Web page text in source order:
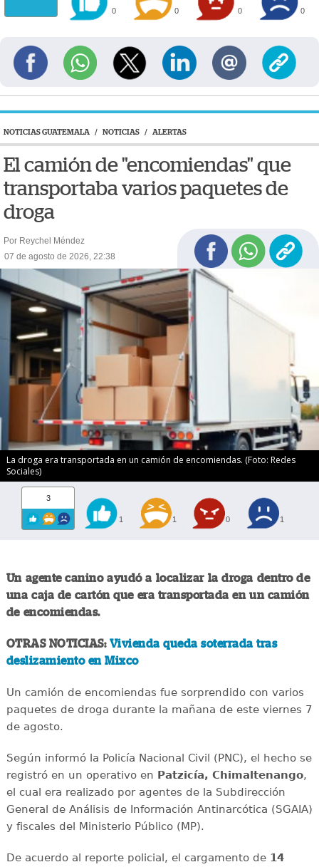
0 0 0 0
NOTICIAS GUATEMALA / NOTICIAS / ALERTAS
El camión de "encomiendas" que
transportaba varios paquetes de
droga
Por Reychel Méndez
07 de agosto de 2026, 22:38
La droga era transportada en un camión de encomiendas. (Foto: Redes
Sociales)
3
1 1 0 1
Un agente canino ayudó a localizar la droga dentro de
una caja de cartón que era transportada en un camión
de encomiendas.
OTRAS NOTICIAS: Vivienda queda soterrada tras
deslizamiento en Mixco
Un camión de encomiendas fue sorprendido con varios
paquetes de droga durante la mañana de este viernes 7
de agosto.
Según informó la Policía Nacional Civil (PNC), el hecho se
registró en un operativo en Patzicía, Chimaltenango,
el cual era realizado por agentes de la Subdirección
General de Análisis de Información Antinarcótica (SGAIA)
y fiscales del Ministerio Público (MP).
De acuerdo al reporte policial, el cargamento de 14